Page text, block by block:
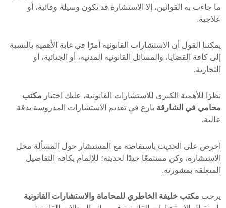
ما جاءت به القوانين، إلا الاستشارة قد تكون وسيلة وقائية، أو
علاجية.
يمكننا القول أن الاستشارات القانونية أمرًا في غاية الأهمية بالنسبة
إلى كافة القضايا، والمسائل القانونية المدنية، أو الجنائية، أو
التجارية.
نظرًا للأهمية الكبرى للاستشارات القانونية، عليك اختيار مكتب
محامي في الشارقة بارع في تقديم الاستشارات المدروسة بدقة
عالية.
احرص على الحديث باستفاضة مع المستشار حول المسألة محل
الاستشارة، وكن مستمعًا جيدًا لحديثه؛ للإلمام بكافة التفاصيل
المتعلقة بمشورته.
يرحب مكتب خليفة الخاطري للمحاماة والاستشارات القانونية